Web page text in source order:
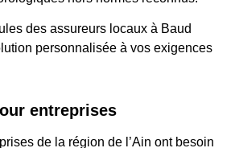
des assureurs locaux à Baud
personnalisée à vos exigences
entreprises
de la région de l’Ain ont besoin